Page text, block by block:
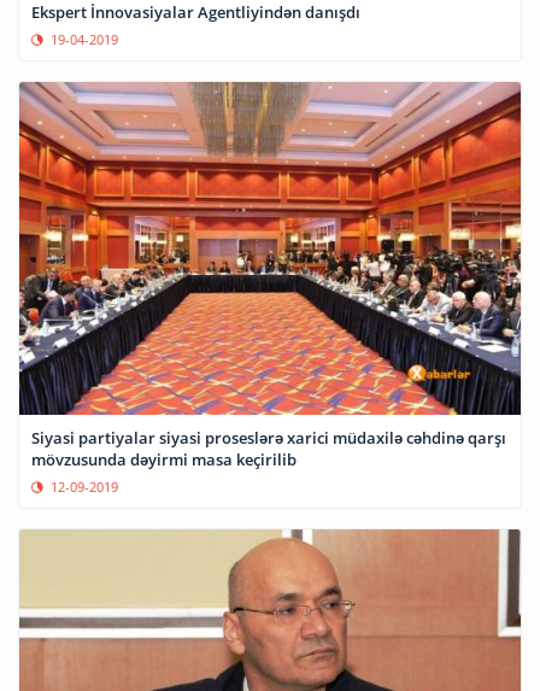
Ekspert İnnovasiyalar Agentliyindən danışdı
19-04-2019
Siyasi partiyalar siyasi proseslərə xarici müdaxilə cəhdinə qarşı
mövzusunda dəyirmi masa keçirilib
12-09-2019